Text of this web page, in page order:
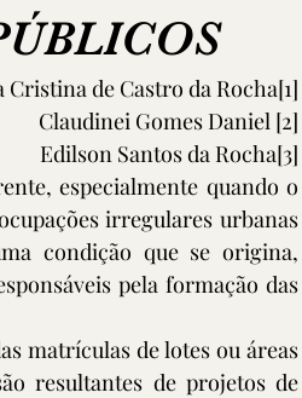
Cristina de Castro da Rocha[1]
                                                                      Claudinei Gomes Daniel
[2]
Edilson Santos da Rocha[3]
especialmente quando o
irregulares urbanas
condição que se origina,
pela formação das
matrículas de lotes ou áreas
resultantes de projetos de